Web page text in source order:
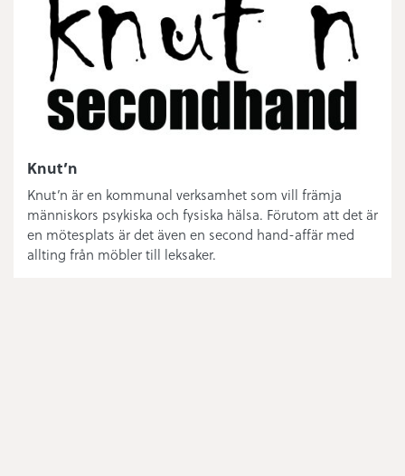
Knut’n
Knut’n är en kommunal verksamhet som vill främja
människors psykiska och fysiska hälsa. Förutom att det är
en mötesplats är det även en second hand-affär med
allting från möbler till leksaker.